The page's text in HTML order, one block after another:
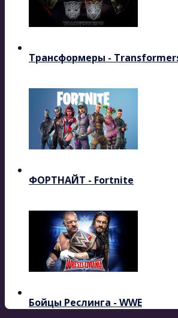
Трансформеры -
ФОРТНАЙТ - Fortnite
Бойцы Реслинга - WWE